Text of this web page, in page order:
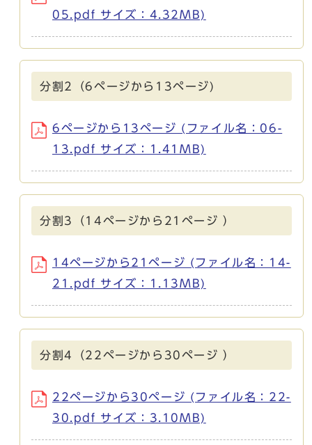
05.pdf サイズ：4.32MB)
分割2（6ページから13ページ)
6ページから13ページ (ファイル名：06-
13.pdf サイズ：1.41MB)
分割3（14ページから21ページ ）
14ページから21ページ (ファイル名：14-
21.pdf サイズ：1.13MB)
分割4（22ページから30ページ ）
22ページから30ページ (ファイル名：22-
30.pdf サイズ：3.10MB)